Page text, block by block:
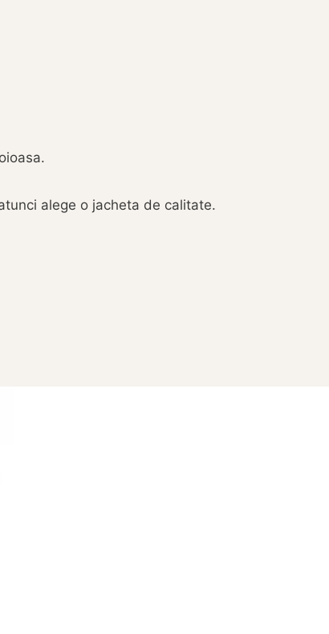
alege o jacheta de calitate.